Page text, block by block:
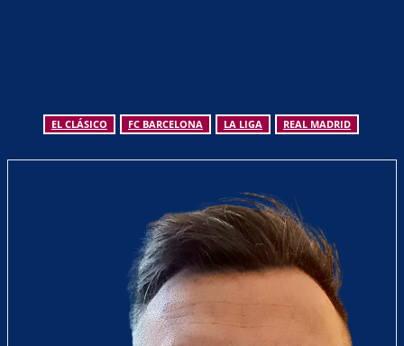
EL CLÁSICO FC BARCELONA LA LIGA REAL MADRID